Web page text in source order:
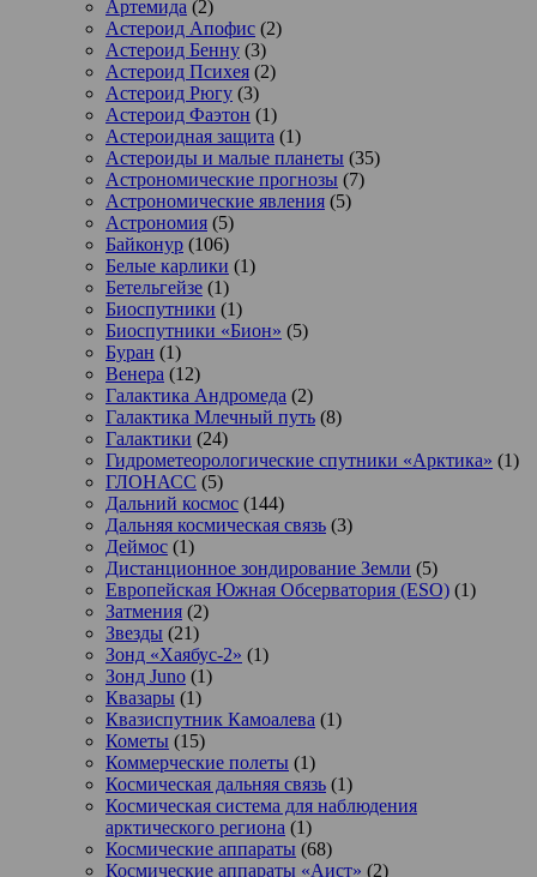
Артемида (2)
Астероид Апофис (2)
Астероид Бенну (3)
Астероид Психея (2)
Астероид Рюгу (3)
Астероид Фаэтон (1)
Астероидная защита (1)
Астероиды и малые планеты (35)
Астрономические прогнозы (7)
Астрономические явления (5)
Астрономия (5)
Байконур (106)
Белые карлики (1)
Бетельгейзе (1)
Биоспутники (1)
Биоспутники «Бион» (5)
Буран (1)
Венера (12)
Галактика Андромеда (2)
Галактика Млечный путь (8)
Галактики (24)
Гидрометеорологические спутники «Арктика» (1)
ГЛОНАСС (5)
Дальний космос (144)
Дальняя космическая связь (3)
Деймос (1)
Дистанционное зондирование Земли (5)
Европейская Южная Обсерватория (ESO) (1)
Затмения (2)
Звезды (21)
Зонд «Хаябус-2» (1)
Зонд Juno (1)
Квазары (1)
Квазиспутник Камоалева (1)
Кометы (15)
Коммерческие полеты (1)
Космическая дальняя связь (1)
Космическая система для наблюдения
арктического региона (1)
Космические аппараты (68)
Космические аппараты «Аист» (2)